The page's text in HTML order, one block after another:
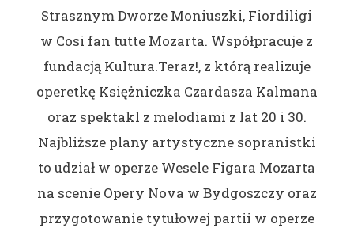
Strasznym Dworze Moniuszki, Fiordiligi
w Cosi fan tutte Mozarta. Współpracuje z
fundacją Kultura.Teraz!, z którą realizuje
operetkę Księżniczka Czardasza Kalmana
oraz spektakl z melodiami z lat 20 i 30.
Najbliższe plany artystyczne sopranistki
to udział w operze Wesele Figara Mozarta
na scenie Opery Nova w Bydgoszczy oraz
przygotowanie tytułowej partii w operze